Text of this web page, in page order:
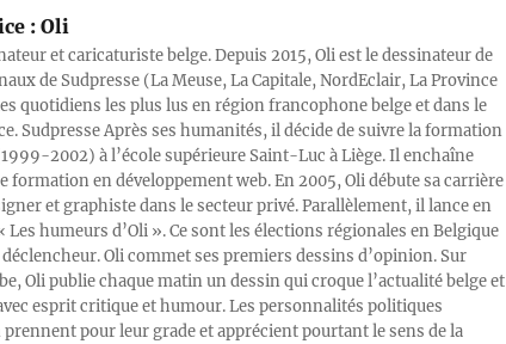
:Oli
et caricaturiste belge. Depuis 2015, Oli est le dessinateur de
de Sudpresse (La Meuse, La Capitale, NordEclair, La Province
quotidiens les plus lus en région francophone belge et dans le
Sudpresse Après ses humanités, il décide de suivre la formation
2002) à l’école supérieure Saint-Luc à Liège. Il enchaîne
formation en développement web. En 2005, Oli débute sa carrière
et graphiste dans le secteur privé. Parallèlement, il lance en
Les humeurs d’Oli ». Ce sont les élections régionales en Belgique
Oli commet ses premiers dessins d’opinion. Sur
Oli publie chaque matin un dessin qui croque l’actualité belge et
esprit critique et humour. Les personnalités politiques
pour leur grade et apprécient pourtant le sens de la